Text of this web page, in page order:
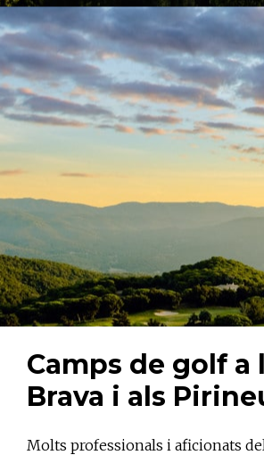
Camps de golf a
Brava i als
Molts professionals i aficionats